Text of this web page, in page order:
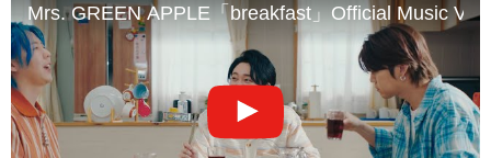
Mrs. GREEN APPLE「breakfast」Official Music